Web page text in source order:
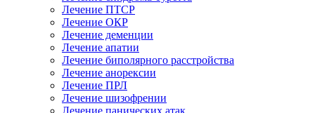
Лечение ПТСР
Лечение ОКР
Лечение деменции
Лечение апатии
Лечение биполярного расстройства
Лечение анорексии
Лечение ПРЛ
Лечение шизофрении
Лечение панических атак